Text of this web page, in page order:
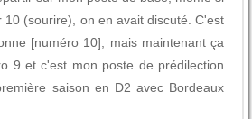
10 (sourire), on en avait discuté. C'est
[numéro 10], mais maintenant ça
9 et c'est mon poste de prédilection
saison en D2 avec Bordeaux